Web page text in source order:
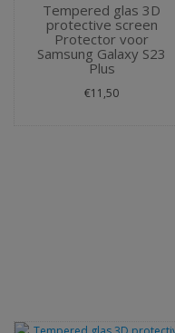
Tempered glas 3D
protective screen
Protector voor
Samsung Galaxy S23
Plus
€11,50